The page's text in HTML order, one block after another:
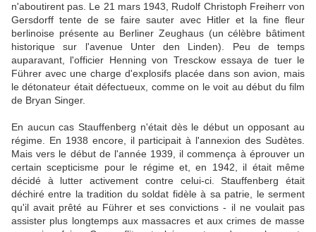
n'aboutirent pas. Le 21 mars 1943, Rudolf Christoph Freiherr von
Gersdorff tente de se faire sauter avec Hitler et la fine fleur
berlinoise présente au Berliner Zeughaus (un célèbre bâtiment
historique sur l'avenue Unter den Linden). Peu de temps
auparavant, l'officier Henning von Tresckow essaya de tuer le
Führer avec une charge d'explosifs placée dans son avion, mais
le détonateur était défectueux, comme on le voit au début du film
de Bryan Singer.
En aucun cas Stauffenberg n'était dès le début un opposant au
régime. En 1938 encore, il participait à l'annexion des Sudètes.
Mais vers le début de l'année 1939, il commença à éprouver un
certain scepticisme pour le régime et, en 1942, il était même
décidé à lutter activement contre celui-ci. Stauffenberg était
déchiré entre la tradition du soldat fidèle à sa patrie, le serment
qu'il avait prêté au Führer et ses convictions - il ne voulait pas
assister plus longtemps aux massacres et aux crimes de masse